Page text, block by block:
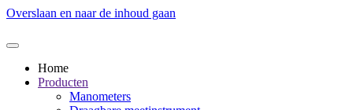
Overslaan en naar de inhoud gaan
Home
Producten
Manometers